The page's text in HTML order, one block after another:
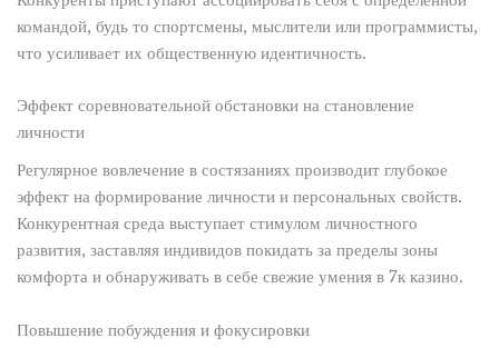
командой, будь то спортсмены, мыслители или программисты,
что усиливает их общественную идентичность.
Эффект соревновательной обстановки на становление
личности
Регулярное вовлечение в состязаниях производит глубокое
эффект на формирование личности и персональных свойств.
Конкурентная среда выступает стимулом личностного
развития, заставляя индивидов покидать за пределы зоны
комфорта и обнаруживать в себе свежие умения в 7к казино.
Повышение побуждения и фокусировки